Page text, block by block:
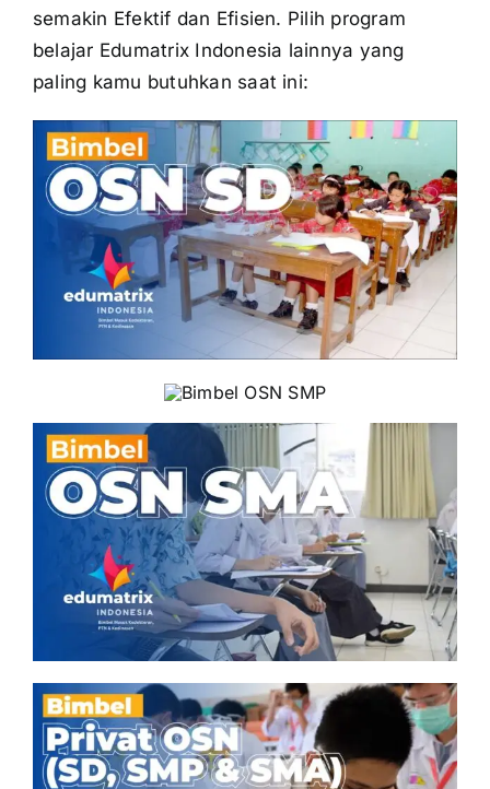
semakin Efektif dan Efisien. Pilih program
belajar Edumatrix Indonesia lainnya yang
paling kamu butuhkan saat ini: